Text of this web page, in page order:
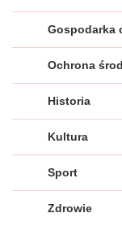
Gospodarka
Ochrona
Historia
Kultura
Sport
Zdrowie